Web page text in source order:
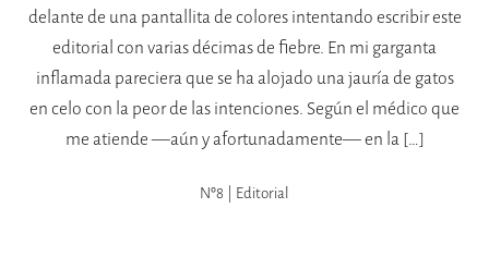
delante de una pantallita de colores intentando escribir este
editorial con varias décimas de fiebre. En mi garganta
inflamada pareciera que se ha alojado una jauría de gatos
en celo con la peor de las intenciones. Según el médico que
me atiende —aún y afortunadamente— en la […]
Nº8 | Editorial